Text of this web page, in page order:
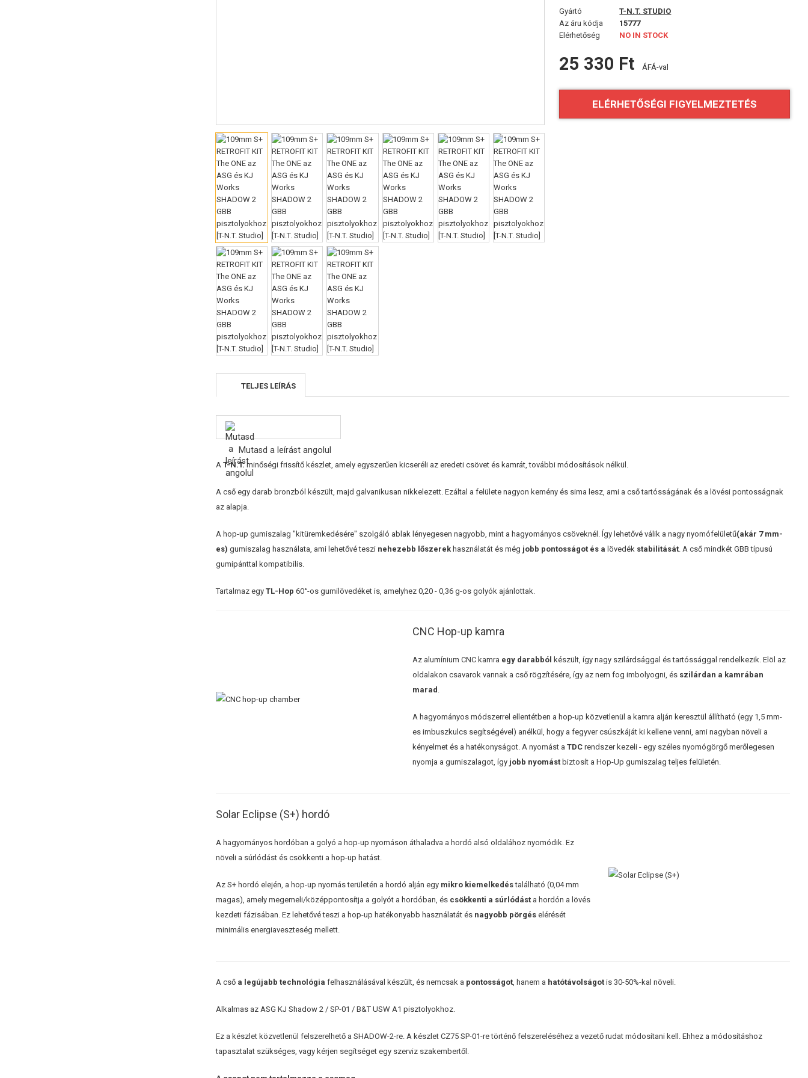
Gyártó
T-N.T. STUDIO
Az áru kódja
15777
Elérhetőség
NO IN STOCK
25 330 Ft ÁFÁ-val
ELÉRHETŐSÉGI FIGYELMEZTETÉS
TELJES LEÍRÁS
Mutasd a leírást angolul
AT-N.T.minőségi frissítő készlet, amely egyszerűen kicseréli az eredeti csövet és kamrát, további módosítások nélkül.
A cső egy darab bronzból készült, majd galvanikusan nikkelezett. Ezáltal a felülete nagyon kemény és sima lesz, ami a cső tartósságának és a lövési pontosságnak
az alapja.
A hop-up gumiszalag "kitüremkedésére" szolgáló ablak lényegesen nagyobb, mint a hagyományos csöveknél. Így lehetővé válik a nagy nyomófelületű(akár 7 mm-
es) gumiszalag használata, ami lehetővé teszi nehezebb lőszerek használatát és még jobb pontosságot és a lövedék stabilitását . A cső mindkét GBB típusú
gumipánttal kompatibilis.
Tartalmaz egyTL-Hop 60°-os gumilövedéket is, amelyhez 0,20 - 0,36 g-os golyók ajánlottak.
CNC Hop-up kamra
Az alumínium CNC kamra egy darabból készült, így nagy szilárdsággal és tartóssággal rendelkezik. Elöl az
oldalakon csavarok vannak a cső rögzítésére, így az nem fog imbolyogni, és szilárdan a kamrában
marad
A hagyományos módszerrel ellentétben a hop-up közvetlenül a kamra alján keresztül állítható (egy 1,5 mm-
es imbuszkulcs segítségével) anélkül, hogy a fegyver csúszkáját ki kellene venni, ami nagyban növeli a
kényelmet és a hatékonyságot. A nyomást a TDCrendszer kezeli - egy széles nyomógörgő merőlegesen
nyomja a gumiszalagot, így jobb nyomástbiztosít a Hop-Up gumiszalag teljes felületén.
Solar Eclipse (S+) hordó
A hagyományos hordóban a golyó a hop-up nyomáson áthaladva a hordó alsó oldalához nyomódik. Ez
növeli a súrlódást és csökkenti a hop-up hatást.
Az S+ hordó elején, a hop-up nyomás területén a hordó alján egy mikro kiemelkedéstalálható (0,04 mm
magas), amely megemeli/középpontosítja a golyót a hordóban, és csökkenti a súrlódást a hordón a lövés
kezdeti fázisában. Ez lehetővé teszi a hop-up hatékonyabb használatát és nagyobb pörgés elérését
minimális energiaveszteség mellett.
A cső a legújabb technológia felhasználásával készült, és nemcsak a pontosságot , hanem a hatótávolságot is 30-50%-kal növeli.
Alkalmas az ASG KJ Shadow 2 / SP-01 / B&T USW A1 pisztolyokhoz.
Ez a készlet közvetlenül felszerelhető a SHADOW-2-re. A készlet CZ75 SP-01-re történő felszereléséhez a vezető rudat módosítani kell. Ehhez a módosításhoz
tapasztalat szükséges, vagy kérjen segítséget egy szerviz szakembertől.